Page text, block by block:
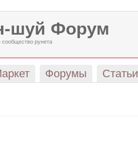
шуй Форум
сообщество рунета
Форумы Статьи